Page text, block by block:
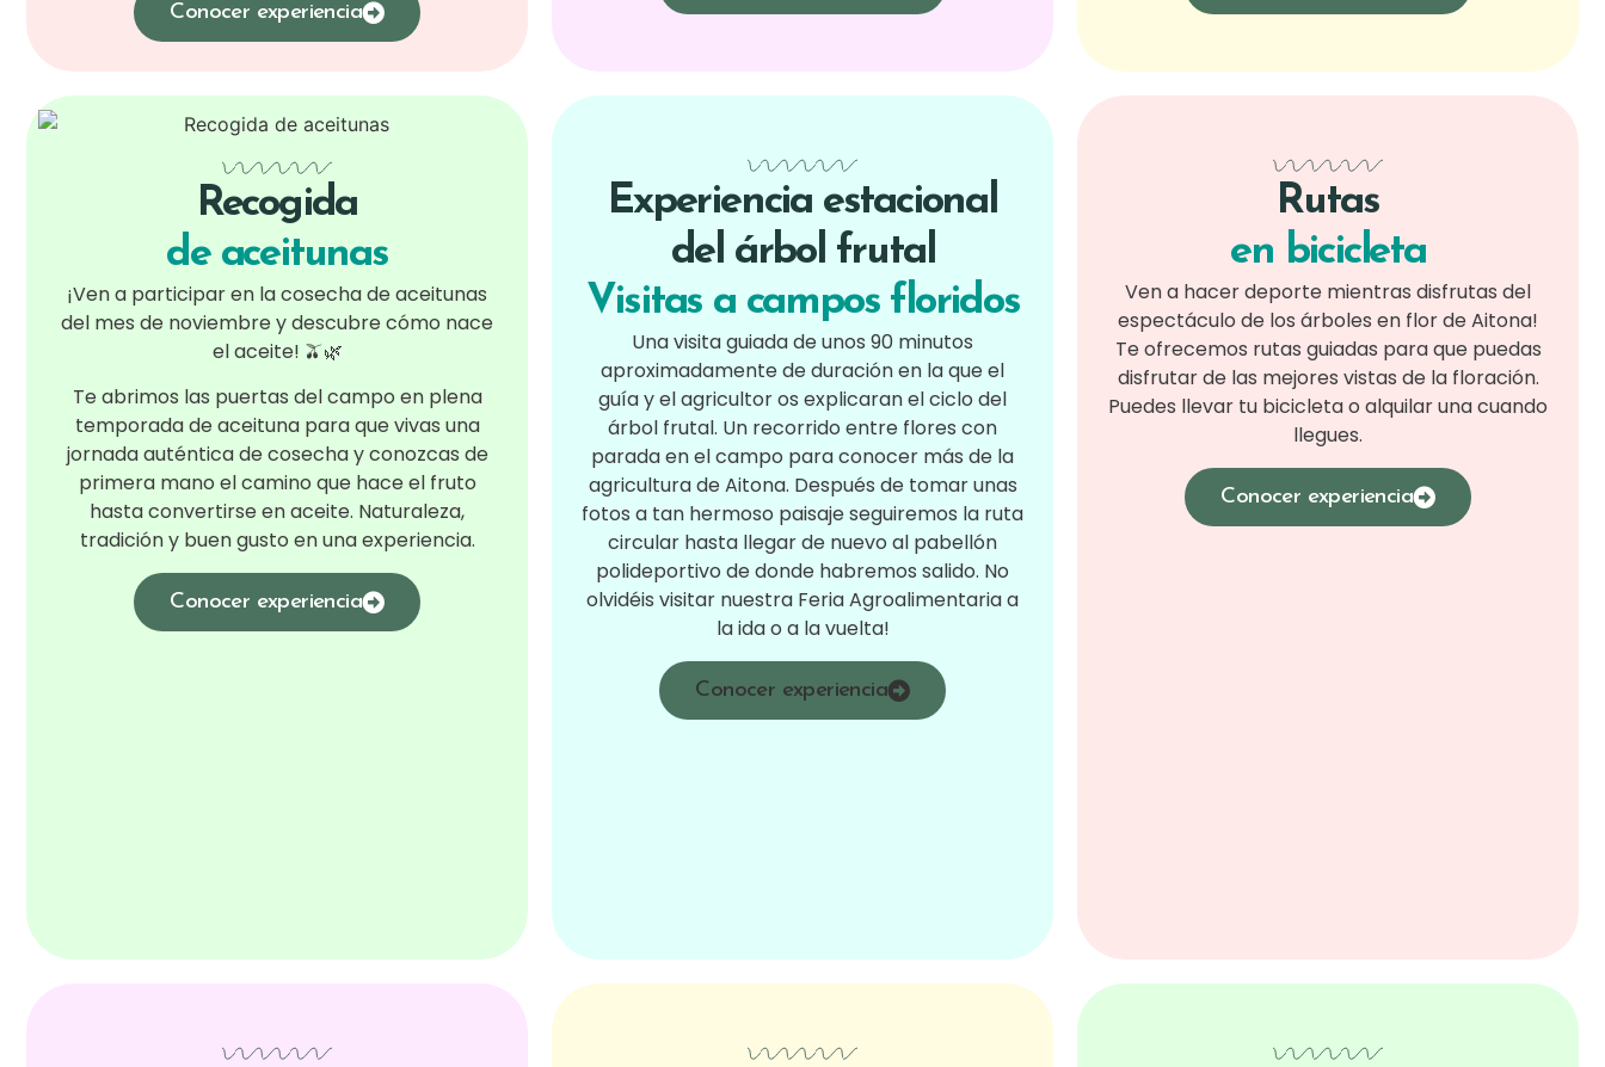
Conocer experiencia
Recogida
de aceitunas
¡Ven a participar en la cosecha de aceitunas
del mes de noviembre y descubre cómo nace
el aceite! 🫒🌿
Te abrimos las puertas del campo en plena
temporada de aceituna para que vivas una
jornada auténtica de cosecha y conozcas de
primera mano el camino que hace el fruto
hasta convertirse en aceite. Naturaleza,
tradición y buen gusto en una experiencia.
Conocer experiencia
Experiencia estacional
del árbol frutal
Visitas a campos floridos
Una visita guiada de unos 90 minutos
aproximadamente de duración en la que el
guía y el agricultor os explicaran el ciclo del
árbol frutal. Un recorrido entre flores con
parada en el campo para conocer más de la
agricultura de Aitona. Después de tomar unas
fotos a tan hermoso paisaje seguiremos la ruta
circular hasta llegar de nuevo al pabellón
polideportivo de donde habremos salido. No
olvidéis visitar nuestra Feria Agroalimentaria a
la ida o a la vuelta!
Conocer experiencia
Rutas
en bicicleta
Ven a hacer deporte mientras disfrutas del
espectáculo de los árboles en flor de Aitona!
Te ofrecemos rutas guiadas para que puedas
disfrutar de las mejores vistas de la floración.
Puedes llevar tu bicicleta o alquilar una cuando
llegues.
Conocer experiencia